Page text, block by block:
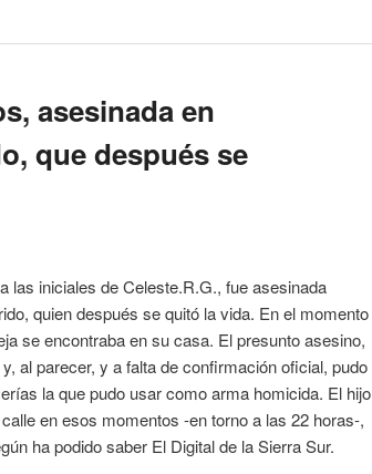
asesinada en
que después se
las iniciales de Celeste.R.G., fue asesinada
quien después se quitó la vida. En el momento
se encontraba en su casa. El presunto asesino,
al parecer, y a falta de confirmación oficial, pudo
la que pudo usar como arma homicida. El hijo
en esos momentos -en torno a las 22 horas-,
ha podido saber El Digital de la Sierra Sur.